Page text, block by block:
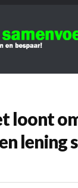
loont
lening